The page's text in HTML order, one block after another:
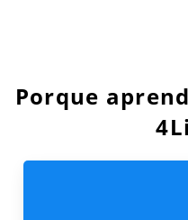
Porque